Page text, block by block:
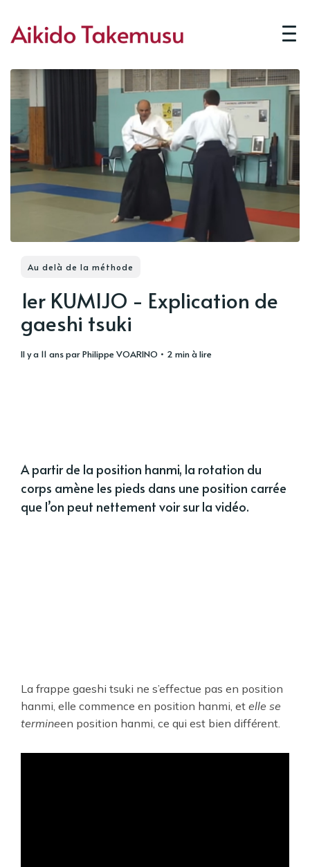
Au delà de la méthode
1er KUMIJO - Explication de
gaeshi tsuki
il y a 11 ansparPhilippe VOARINO • 2 min à lire
A partir de la position hanmi, la rotation du
corps amène les pieds dans une position carrée
que l’on peut nettement voir sur la vidéo.
La frappe gaeshi tsuki ne s’effectue pas en position
hanmi, elle commence en position hanmi, et elle se
termineen position hanmi, ce qui est bien différent.